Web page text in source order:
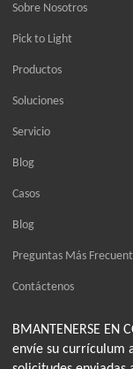
Sobre Nosotros
Pick to Light
Productos
Soluciones
Servicio
Blog
Casos
Blog
Preguntas Más
Contáctenos
BMANTENERSE EN
envíe su currículum